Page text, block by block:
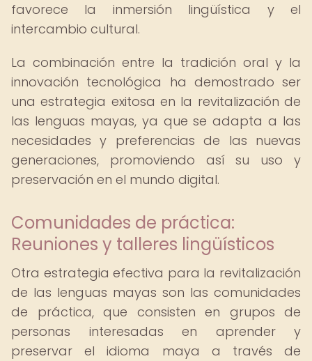
favorece la inmersión lingüística y el
intercambio cultural.
La combinación entre la tradición oral y la
innovación tecnológica ha demostrado ser
una estrategia exitosa en la revitalización de
las lenguas mayas, ya que se adapta a las
necesidades y preferencias de las nuevas
generaciones, promoviendo así su uso y
preservación en el mundo digital.
Comunidades de práctica:
Reuniones y talleres lingüísticos
Otra estrategia efectiva para la revitalización
de las lenguas mayas son las comunidades
de práctica, que consisten en grupos de
personas interesadas en aprender y
preservar el idioma maya a través de